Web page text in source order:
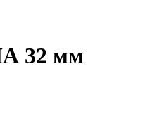
32 мм